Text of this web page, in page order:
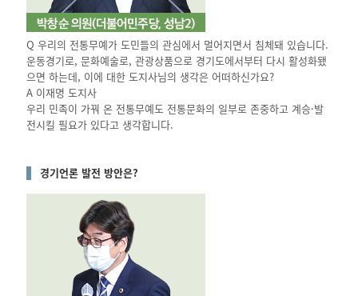
Q 우리의 전통무예가 도민들의 관심에서 멀어지면서 침체돼 있습니다.
운동경기로, 문화예술로, 관광상품으로 경기도에서부터 다시 활성화됐
으면 하는데, 이에 대한 도지사님의 생각은 어떠하신가요?
A 이재명 도지사
우리 민족이 가꿔 온 전통무예도 전통문화의 일부로 존중하고 계승·발
전시킬 필요가 있다고 생각합니다.
경기언론 발전 방안은?